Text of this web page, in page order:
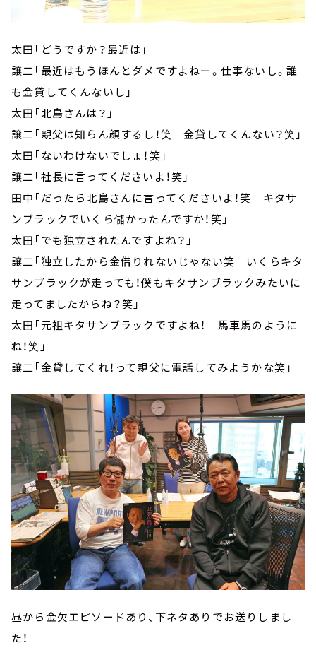
太田「どうですか？最近は」
譲二「最近はもうほんとダメですよねー。仕事ないし。誰
も金貸してくんないし」
太田「北島さんは？」
譲二「親父は知らん顔するし！笑 金貸してくんない？笑」
太田「ないわけないでしょ！笑」
譲二「社長に言ってくださいよ！笑」
田中「だったら北島さんに言ってくださいよ！笑 キタサ
ンブラックでいくら儲かったんですか！笑」
太田「でも独立されたんですよね？」
譲二「独立したから金借りれないじゃない笑 いくらキタ
サンブラックが走っても！僕もキタサンブラックみたいに
走ってましたからね？笑」
太田「元祖キタサンブラックですよね！ 馬車馬のように
ね！笑」
譲二「金貸してくれ！って親父に電話してみようかな笑」
昼から金欠エピソードあり、下ネタありでお送りしまし
た！